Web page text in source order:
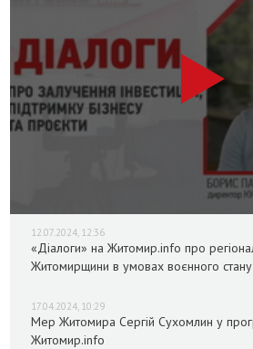
12.07.2024, 12:36
«Діалоги» на Житомир.info про
Житомирщини в умовах воєнного стану
17.04.2024, 10:29
Мер Житомира Сергій Сухомлин у
Житомир.info